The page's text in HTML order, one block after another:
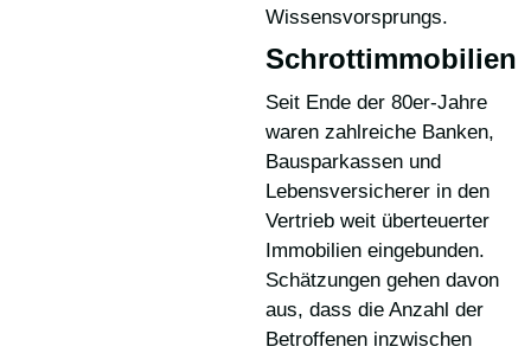
Wissensvorsprungs.
Schrottimmobilien
Seit Ende der 80er-Jahre
waren zahlreiche Banken,
Bausparkassen und
Lebensversicherer in den
Vertrieb weit überteuerter
Immobilien eingebunden.
Schätzungen gehen davon
aus, dass die Anzahl der
Betroffenen inzwischen